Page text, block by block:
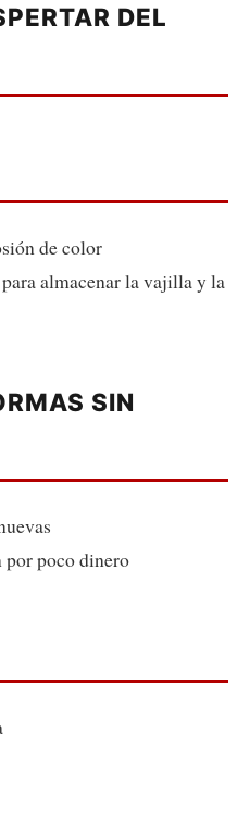
DEL
de color
almacenar la vajilla y la
SIN
por poco dinero